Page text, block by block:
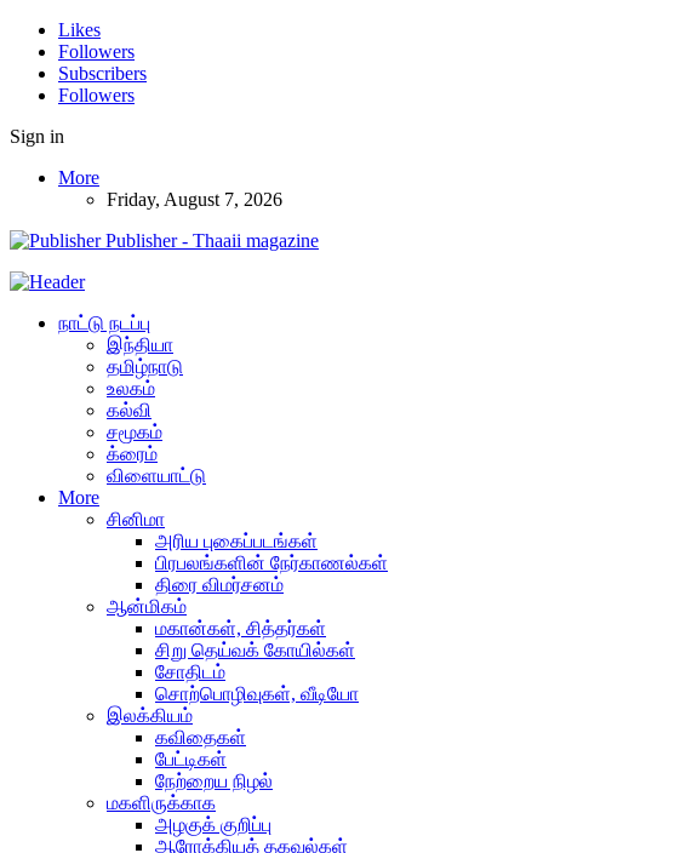
Likes
Followers
Subscribers
Followers
Sign in
More
Friday, August 7, 2026
Publisher - Thaaii magazine
நாட்டு நடப்பு
இந்தியா
தமிழ்நாடு
உலகம்
கல்வி
சமூகம்
க்ரைம்
விளையாட்டு
More
சினிமா
அரிய புகைப்படங்கள்
பிரபலங்களின் நேர்காணல்கள்
திரை விமர்சனம்
ஆன்மிகம்
மகான்கள், சித்தர்கள்
சிறு தெய்வக் கோயில்கள்
சோதிடம்
சொற்பொழிவுகள், வீடியோ
இலக்கியம்
கவிதைகள்
பேட்டிகள்
நேற்றைய நிழல்
மகளிருக்காக
அழகுக் குறிப்பு
ஆரோக்கியத் தகவல்கள்